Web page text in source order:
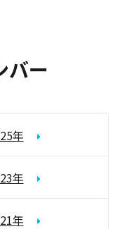
バー
年
年
年